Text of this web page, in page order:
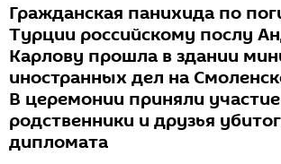
Гражданская панихида по
Турции российскому послу
Карлову прошла в здании
иностранных дел на
В церемонии приняли
родственники и друзья
дипломата